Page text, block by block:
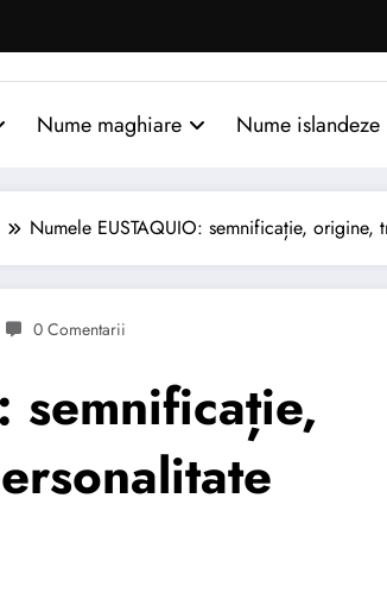
Nume maghiare Nume islandeze
Numele EUSTAQUIO: semnificație, origine,
0 Comentarii
semnificație,